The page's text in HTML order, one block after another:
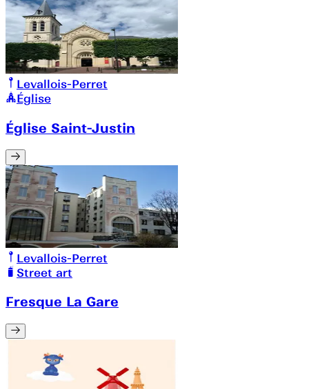
Levallois-Perret
Église
Église Saint-Justin
Levallois-Perret
Street art
Fresque La Gare